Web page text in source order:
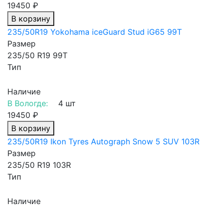
19450 ₽
В корзину
235/50R19 Yokohama iceGuard Stud iG65 99T
Размер
235/50 R19 99T
Тип
Наличие
В Вологде:
4 шт
19450 ₽
В корзину
235/50R19 Ikon Tyres Autograph Snow 5 SUV 103R
Размер
235/50 R19 103R
Тип
Наличие